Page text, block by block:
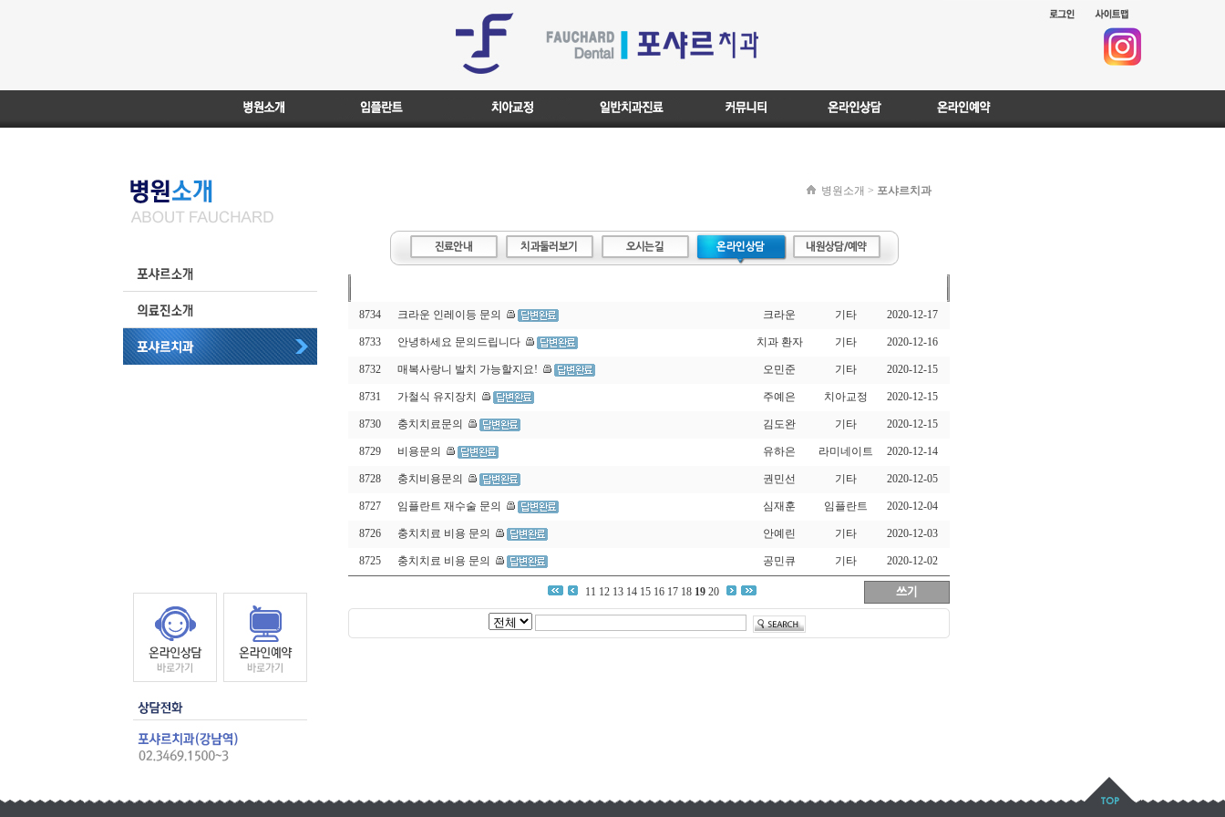
병원소개 > 포샤르치과
8734 크라운 인레이등 문의 크라운 기타 2020-12-17
8733 안녕하세요 문의드립니다 치과 환자 기타 2020-12-16
8732 매복사랑니 발치 가능할지요! 오민준 기타 2020-12-15
8731 가철식 유지장치 주예은 치아교정 2020-12-15
8730 충치치료문의 김도완 기타 2020-12-15
8729 비용문의 유하은 라미네이트 2020-12-14
8728 충치비용문의 권민선 기타 2020-12-05
8727 임플란트 재수술 문의 심재훈 임플란트 2020-12-04
8726 충치치료 비용 문의 안예린 기타 2020-12-03
8725 충치치료 비용 문의 공민큐 기타 2020-12-02
11 12 13 14 15 16 17 18 19 20